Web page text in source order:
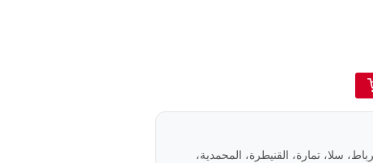
سلا، تمارة، القنيطرة، المحمدية،